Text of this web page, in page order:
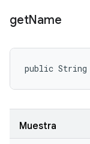
getName
public String
Muestra